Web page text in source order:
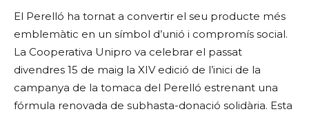
El Perelló ha tornat a convertir el seu producte més
emblemàtic en un símbol d’unió i compromís social.
La Cooperativa Unipro va celebrar el passat
divendres 15 de maig la XIV edició de l’inici de la
campanya de la tomaca del Perelló estrenant una
fórmula renovada de subhasta-donació solidària. Esta